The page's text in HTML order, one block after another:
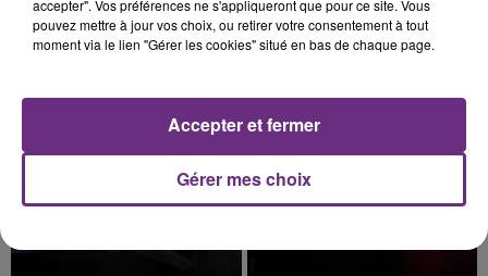
SHAKIRA FEAT. BURNA BOY
Dai Dai
SIENNA SPIRO
Die On This Hill
accepter". Vos préférences ne s'appliqueront que pour ce site. Vous
pouvez mettre à jour vos choix, ou retirer votre consentement à tout
moment via le lien "Gérer les cookies" situé en bas de chaque page.
Gérer mes choix
Accepter et fermer